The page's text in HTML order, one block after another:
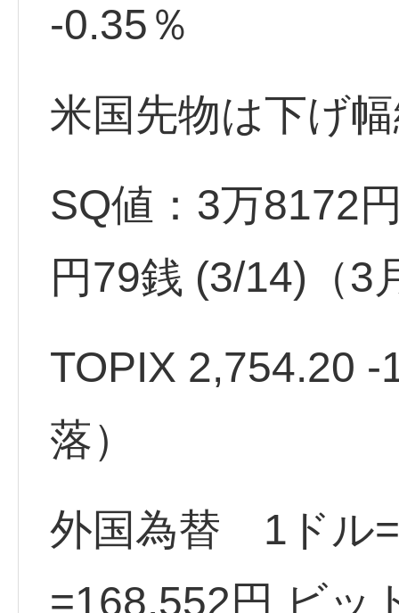
-0.35％
米国先物は下げ
SQ値：3万8172
円79銭 (3/14)（3
TOPIX 2,754.20
落）
外国為替 1ドル
=168.552円 ビッ